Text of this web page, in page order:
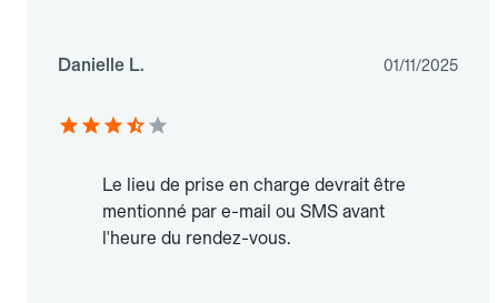
Danielle L. 01/11/2025
Le lieu de prise en charge devrait être
mentionné par e-mail ou SMS avant
l'heure du rendez-vous.